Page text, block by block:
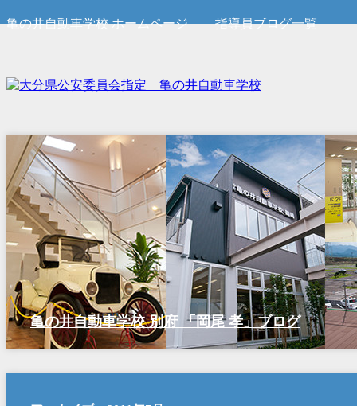
亀の井自動車学校 ホームページ 指導員ブログ一覧
亀の井自動車学校 別府 「岡尾 孝」ブログ